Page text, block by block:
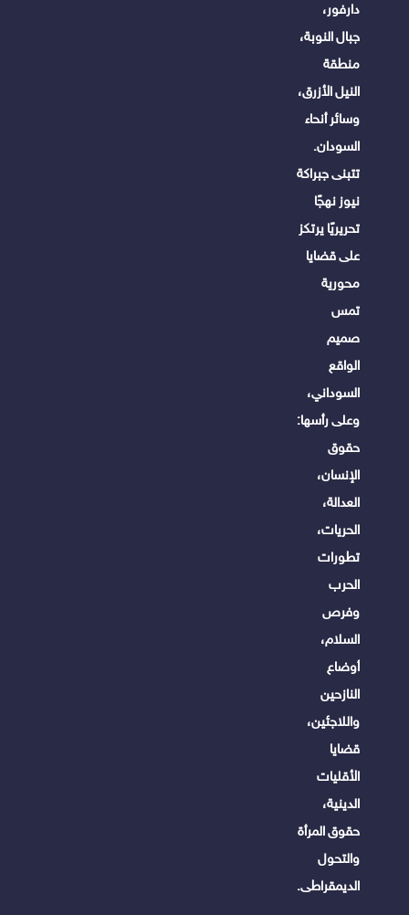
دارفور،
جبال النوبة،
منطقة
النيل الأزرق،
وسائر أنحاء
السودان.
تتبنى جبراكة
نيوز نهجًا
تحريريًا يرتكز
على قضايا
محورية
تمس
صميم
الواقع
السوداني،
وعلى رأسها:
حقوق
الإنسان،
العدالة،
الحريات،
تطورات
الحرب
وفرص
السلام،
أوضاع
النازحين
واللاجئين،
قضايا
الأقليات
الدينية،
حقوق المرأة
والتحول
الديمقراطى.